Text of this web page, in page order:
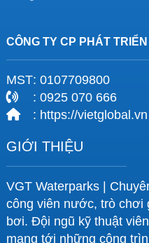
CÔNG TY CP PHÁT
MST: 0107709800
: 0925 070 666
: https://vietglobal.vn
GIỚI THIỆU
VGT Waterparks |
công viên nước, trò
bơi. Đội ngũ kỹ thuật
mang tới những công